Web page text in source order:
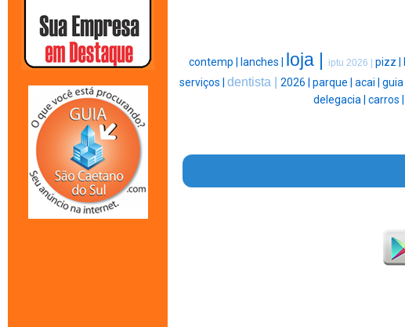
contemp | lanches | loja | iptu 2026 | pizz |
serviços | dentista | 2026 | parque | acai | guia |
delegacia | carros |